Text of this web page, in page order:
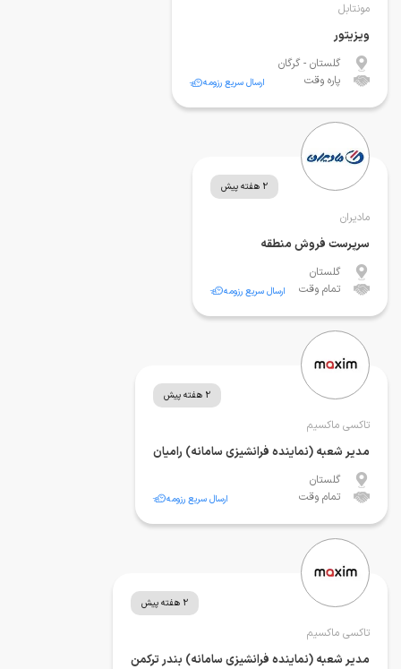
مونتابل
ویزیتور
گلستان - گرگان
پاره وقت
ارسال سریع رزومه
2 هفته پیش
مادیران
سرپرست فروش منطقه
گلستان
تمام وقت
ارسال سریع رزومه
2 هفته پیش
تاکسی ماکسیم
مدیر شعبه (نماینده فرانشیزی سامانه) رامیان
گلستان
تمام وقت
ارسال سریع رزومه
2 هفته پیش
تاکسی ماکسیم
مدیر شعبه (نماینده فرانشیزی سامانه) بندر ترکمن